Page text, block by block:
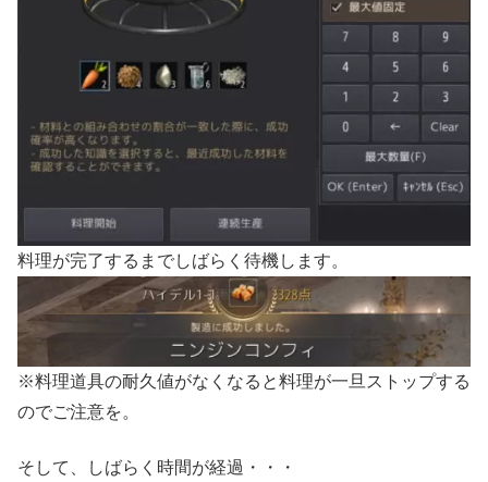
料理が完了するまでしばらく待機します。
※料理道具の耐久値がなくなると料理が一旦ストップする
のでご注意を。
そして、しばらく時間が経過・・・